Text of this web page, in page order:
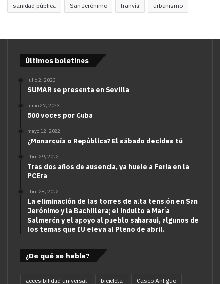
sanidad pública San Jerónimo tranvía urbanismo
Últimos boletines
julio 2, 2023
SUMAR se presenta en Sevilla
junio 27, 2023
500 voces por Cuba
mayo 12, 2022
¿Monarquía o República? El sábado decides tú
abril 29, 2022
Tras dos años de ausencia, ya huele a Feria en la
PCEra
abril 28, 2022
La eliminación de las torres de alta tensión en San
Jerónimo y la Bachillera; el indulto a María
Salmerón y el apoyo al pueblo saharaui, algunos de
los temas que IU eleva al Pleno de abril.
¿De qué se habla?
accesibilidad universal bicicleta Casco Antiguo